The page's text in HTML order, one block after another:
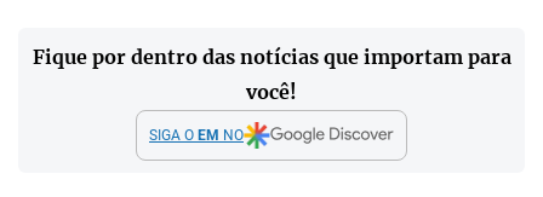
Fique por dentro das notícias que importam para
você!
SIGA O EM NO